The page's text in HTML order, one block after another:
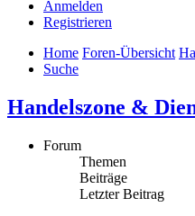
Anmelden
Registrieren
Home Foren-Übersicht
Suche
Handelszone &
Forum
Themen
Beiträge
Letzter Beitrag